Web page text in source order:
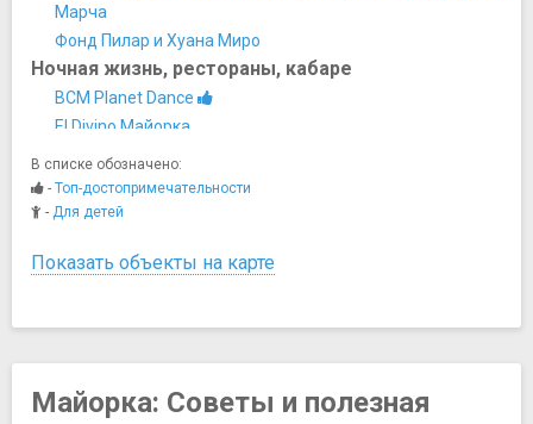
Марча
Фонд Пилар и Хуана Миро
Ночная жизнь, рестораны, кабаре
BCM Planet Dance
El Divino Майорка
Абраксас (бывшая Pacha)
Бар Abaco
Титос
Мыс Форментор
Природный заповедник Мондраго
Площади, улицы, фонтаны, районы
В списке обозначено:
- Топ-достопримечательности
- Для детей
Показать объекты на карте
Майорка: Советы и полезная